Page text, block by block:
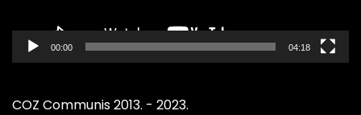
00:00 04:18
COZ Communis 2013. - 2023.